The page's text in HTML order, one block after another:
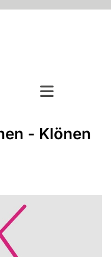
- Klönen